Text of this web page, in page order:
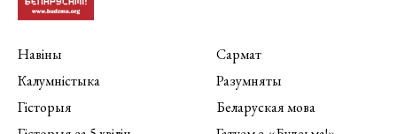
Навіны
Калумністыка
Гісторыя
Сармат
Разумняты
Беларуская мова